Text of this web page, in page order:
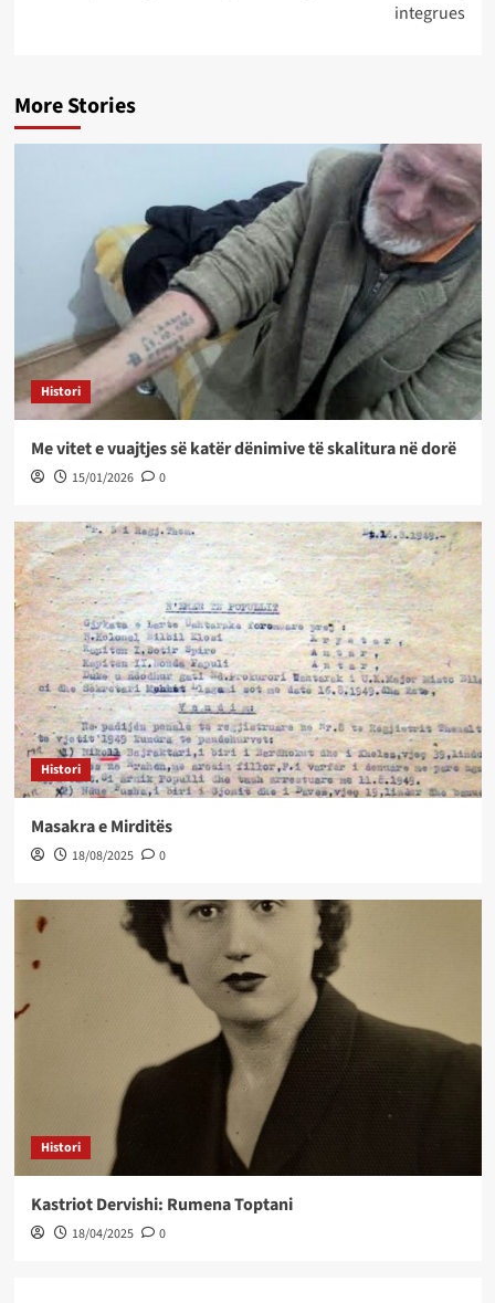
integrues
More Stories
Histori
Me vitet e vuajtjes së katër dënimive të skalitura në dorë
15/01/2026 0
Histori
Masakra e Mirditës
18/08/2025 0
Histori
Kastriot Dervishi: Rumena Toptani
18/04/2025 0